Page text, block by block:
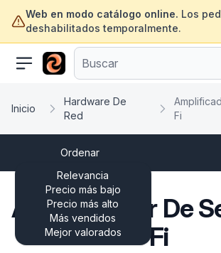
Web en modo catálogo online. Los
deshabilitados temporalmente.
ofertasinformatica.com
Inicio
Hardware De
Red
Fi
Ordenar
Relevancia
Precio más bajo
Precio más alto
Más vendidos
Mejor valorados
Amplificador De
Fi